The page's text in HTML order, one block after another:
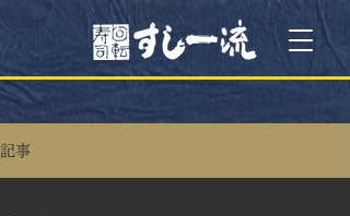
記事